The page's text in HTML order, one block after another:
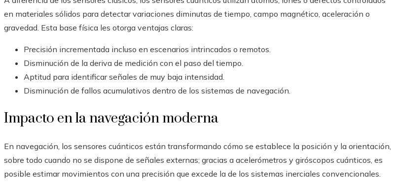
en materiales sólidos para detectar variaciones diminutas de tiempo, campo magnético, aceleración o
gravedad. Esta base física les otorga ventajas claras:
Precisión incrementada incluso en escenarios intrincados o remotos.
Disminución de la deriva de medición con el paso del tiempo.
Aptitud para identificar señales de muy baja intensidad.
Disminución de fallos acumulativos dentro de los sistemas de navegación.
Impacto en la navegación moderna
En navegación, los sensores cuánticos están transformando cómo se establece la posición y la orientación,
sobre todo cuando no se dispone de señales externas; gracias a acelerómetros y giróscopos cuánticos, es
posible estimar movimientos con una precisión que excede la de los sistemas inerciales convencionales.